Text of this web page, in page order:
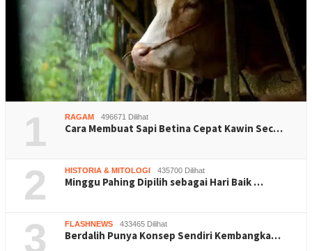
1 RAGAM 496671 Dilihat
Cara Membuat Sapi Betina Cepat Kawin Sec…
2 HISTORIA & MITOLOGI 435700 Dilihat
Minggu Pahing Dipilih sebagai Hari Baik …
3 FLASHNEWS 433465 Dilihat
Berdalih Punya Konsep Sendiri Kembangka…